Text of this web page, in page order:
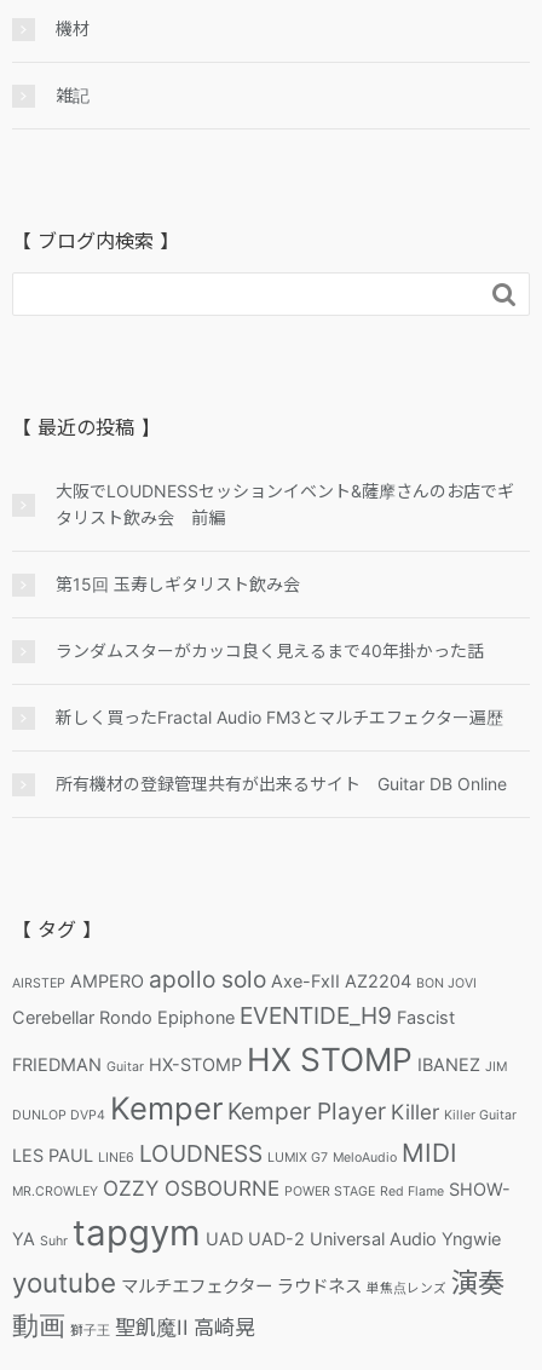
機材
雑記
【 ブログ内検索 】

【 最近の投稿 】
大阪でLOUDNESSセッションイベント&薩摩さんのお店でギ
タリスト飲み会 前編
第15回 玉寿しギタリスト飲み会
ランダムスターがカッコ良く見えるまで40年掛かった話
新しく買ったFractal Audio FM3とマルチエフェクター遍歴
所有機材の登録管理共有が出来るサイト Guitar DB Online
【 タグ 】
AIRSTEP AMPERO apollo solo Axe-FxII AZ2204 BON JOVI
Cerebellar Rondo Epiphone EVENTIDE_H9 Fascist
FRIEDMAN Guitar HX-STOMP HX STOMP IBANEZ JIM
DUNLOP DVP4 Kemper Kemper Player Killer Killer Guitar
LES PAUL LINE6 LOUDNESS LUMIX G7 MeloAudio MIDI
MR.CROWLEY OZZY OSBOURNE POWER STAGE Red Flame SHOW-
YA Suhr tapgym UAD UAD-2 Universal Audio Yngwie
youtube マルチエフェクター ラウドネス 単焦点レンズ 演奏
動画 獅子王 聖飢魔II 高崎晃